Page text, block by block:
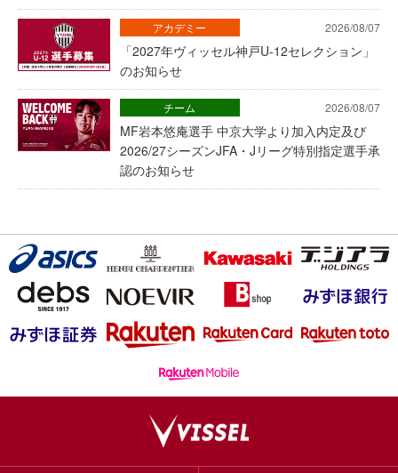
2026/08/07
「2027年ヴィッセル神戸U-12セレクション」
のお知らせ
アカデミー
2026/08/07
MF岩本悠庵選手 中京大学より加入内定及び
2026/27シーズンJFA・Jリーグ特別指定選手承
認のお知らせ
チーム